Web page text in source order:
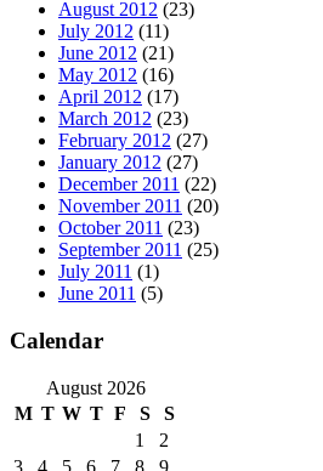
August 2012 (23)
July 2012 (11)
June 2012 (21)
May 2012 (16)
April 2012 (17)
March 2012 (23)
February 2012 (27)
January 2012 (27)
December 2011 (22)
November 2011 (20)
October 2011 (23)
September 2011 (25)
July 2011 (1)
June 2011 (5)
Calendar
August 2026
M T W T F S
S
1
2
3
4 5 6 7 8 9